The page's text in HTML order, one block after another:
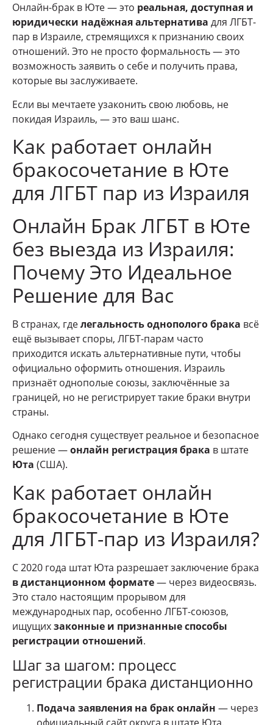
Онлайн-брак в Юте — это реальная, доступная и
юридически надёжная альтернатива для ЛГБТ-
пар в Израиле, стремящихся к признанию своих
отношений. Это не просто формальность — это
возможность заявить о себе и получить права,
которые вы заслуживаете.
Если вы мечтаете узаконить свою любовь, не
покидая Израиль, — это ваш шанс.
Как работает онлайн
бракосочетание в Юте
для ЛГБТ пар из Израиля
Онлайн Брак ЛГБТ в Юте
без выезда из Израиля:
Почему Это Идеальное
Решение для Вас
В странах, гделегальность однополого брака всё
ещё вызывает споры, ЛГБТ-парам часто
приходится искать альтернативные пути, чтобы
официально оформить отношения. Израиль
признаёт однополые союзы, заключённые за
границей, но не регистрирует такие браки внутри
страны.
Однако сегодня существует реальное и безопасное
решение —онлайн регистрация брака в штате
Юта (США).
Как работает онлайн
бракосочетание в Юте
для ЛГБТ-пар из Израиля?
С 2020 года штат Юта разрешает заключение брака
в дистанционном формате— через видеосвязь.
Это стало настоящим прорывом для
международных пар, особенно ЛГБТ-союзов,
ищущихзаконные и признанные способы
регистрации отношений.
Шаг за шагом: процесс
регистрации брака дистанционно
Подача заявления на брак онлайн — через